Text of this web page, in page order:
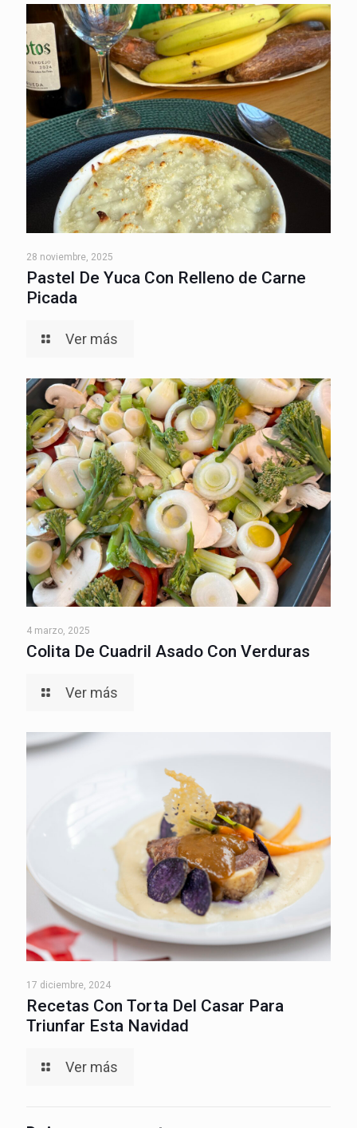
28 noviembre, 2025
Pastel De Yuca Con Relleno de Carne
Picada
Ver más
4 marzo, 2025
Colita De Cuadril Asado Con Verduras
Ver más
17 diciembre, 2024
Recetas Con Torta Del Casar Para
Triunfar Esta Navidad
Ver más